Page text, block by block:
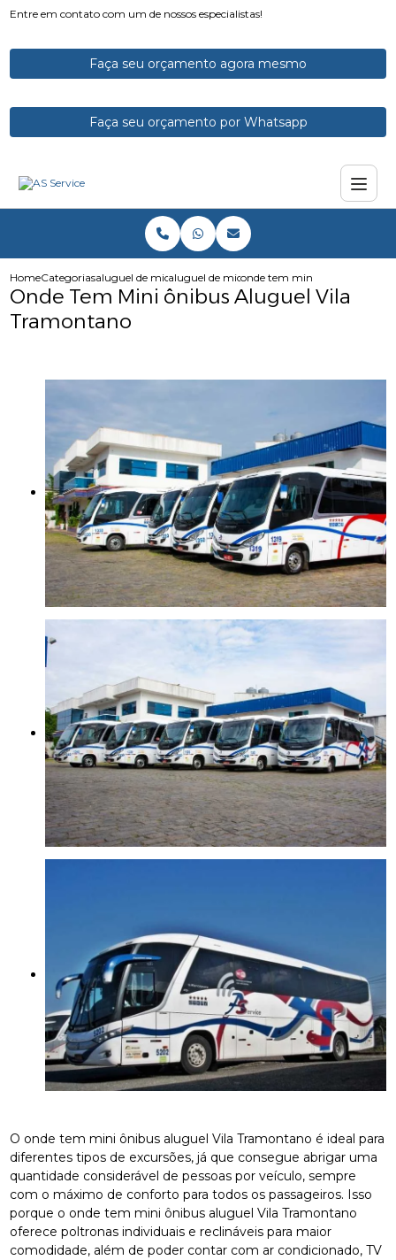
Entre em contato com um de nossos especialistas!
Faça seu orçamento agora mesmo
Faça seu orçamento por Whatsapp
HomeCategoriasaluguel de micro onibusaluguel de microonibusonde tem mini onibus
Onde Tem Mini ônibus Aluguel Vila
Tramontano
O onde tem mini ônibus aluguel Vila Tramontano é ideal para
diferentes tipos de excursões, já que consegue abrigar uma
quantidade considerável de pessoas por veículo, sempre
com o máximo de conforto para todos os passageiros. Isso
porque o onde tem mini ônibus aluguel Vila Tramontano
oferece poltronas individuais e reclináveis para maior
comodidade, além de poder contar com ar condicionado, TV